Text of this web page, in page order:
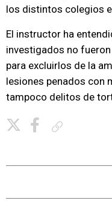
los distintos colegios
El instructor ha
investigados no
para excluirlos de la
lesiones penados con
tampoco delitos de